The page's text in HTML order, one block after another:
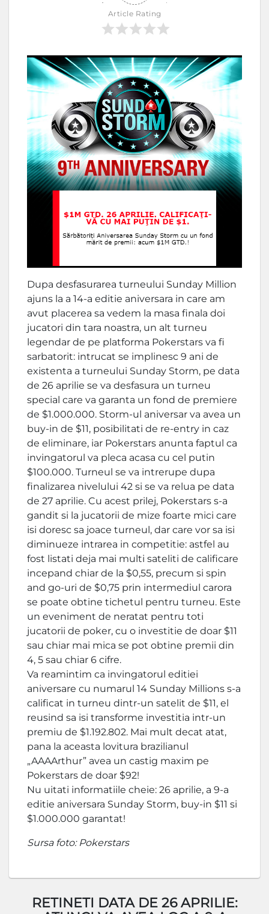
Article Rating
Dupa desfasurarea turneului Sunday Million
ajuns la a 14-a editie aniversara in care am
avut placerea sa vedem la masa finala doi
jucatori din tara noastra, un alt turneu
legendar de pe platforma Pokerstars va fi
sarbatorit: intrucat se implinesc 9 ani de
existenta a turneului Sunday Storm, pe data
de 26 aprilie se va desfasura un turneu
special care va garanta un fond de premiere
de $1.000.000. Storm-ul aniversar va avea un
buy-in de $11, posibilitati de re-entry in caz
de eliminare, iar Pokerstars anunta faptul ca
invingatorul va pleca acasa cu cel putin
$100.000. Turneul se va intrerupe dupa
finalizarea nivelului 42 si se va relua pe data
de 27 aprilie. Cu acest prilej, Pokerstars s-a
gandit si la jucatorii de mize foarte mici care
isi doresc sa joace turneul, dar care vor sa isi
diminueze intrarea in competitie: astfel au
fost listati deja mai multi sateliti de calificare
incepand chiar de la $0,55, precum si spin
and go-uri de $0,75 prin intermediul carora
se poate obtine tichetul pentru turneu. Este
un eveniment de neratat pentru toti
jucatorii de poker, cu o investitie de doar $11
sau chiar mai mica se pot obtine premii din
4, 5 sau chiar 6 cifre.
Va reamintim ca invingatorul editiei
aniversare cu numarul 14 Sunday Millions s-a
calificat in turneu dintr-un satelit de $11, el
reusind sa isi transforme investitia intr-un
premiu de $1.192.802. Mai mult decat atat,
pana la aceasta lovitura brazilianul
„AAAArthur” avea un castig maxim pe
Pokerstars de doar $92!
Nu uitati informatiile cheie: 26 aprilie, a 9-a
editie aniversara Sunday Storm, buy-in $11 si
$1.000.000 garantat!
Sursa foto: Pokerstars
RETINETI DATA DE 26 APRILIE: